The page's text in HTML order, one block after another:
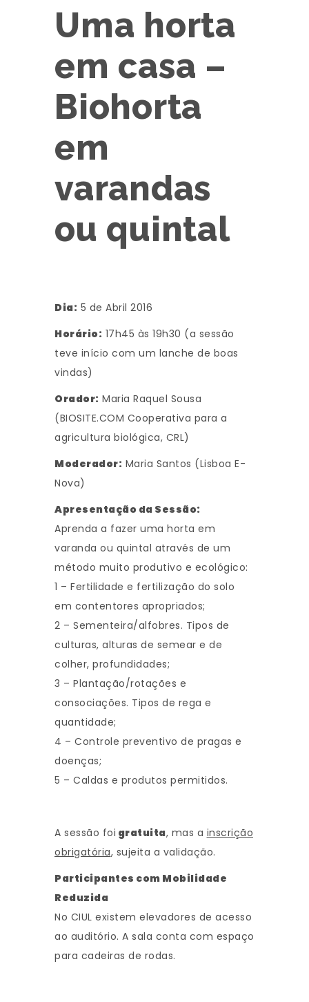
Uma horta
em casa –
Biohorta
em
varandas
ou quintal
Dia: 5 de Abril 2016
Horário: 17h45 às 19h30 (a sessão
teve início com um lanche de boas
vindas)
Orador: Maria Raquel Sousa
(BIOSITE.COM Cooperativa para a
agricultura biológica, CRL)
Moderador: Maria Santos (Lisboa E-
Nova)
Apresentação da Sessão:
Aprenda a fazer uma horta em
varanda ou quintal através de um
método muito produtivo e ecológico:
1 – Fertilidade e fertilização do solo
em contentores apropriados;
2 – Sementeira/alfobres. Tipos de
culturas, alturas de semear e de
colher, profundidades;
3 – Plantação/rotações e
consociações. Tipos de rega e
quantidade;
4 – Controle preventivo de pragas e
doenças;
5 – Caldas e produtos permitidos.
A sessão foi gratuita, mas a inscrição
obrigatória, sujeita a validação.
Participantes com Mobilidade
Reduzida
No CIUL existem elevadores de acesso
ao auditório. A sala conta com espaço
para cadeiras de rodas.